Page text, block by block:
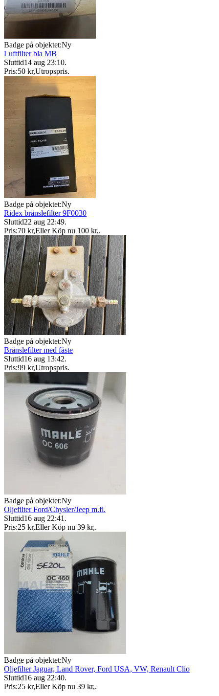
Badge på objektet:Ny
Luftfilter bla MB
Sluttid14 aug 23:10.
Pris:50 kr,Utropspris.
Badge på objektet:Ny
Ridex bränslefilter 9F0030
Sluttid22 aug 22:49.
Pris:70 kr,Eller Köp nu 100 kr,.
Badge på objektet:Ny
Bränslefilter med fäste
Sluttid16 aug 13:42.
Pris:99 kr,Utropspris.
Badge på objektet:Ny
Oljefilter Ford/Chysler/Jeep m.fl.
Sluttid16 aug 22:41 .
Pris:25 kr,Eller Köp nu 39 kr,.
Badge på objektet:Ny
Oljefilter Jaguar, Land Rover, Ford USA, VW, Renault Clio
Sluttid16 aug 22:40.
Pris:25 kr,Eller Köp nu 39 kr,.